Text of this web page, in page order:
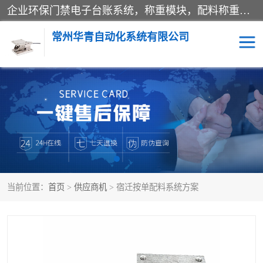
企业环保门禁电子台账系统，称重模块，配料称重系统,称重模块厂家,地磅称重系统,检重秤厂家 常州华青自动化主营：称重模块、无人值守称重系统、配料称重系统、地磅称重系统、检重秤、托利多称重模块等产品。各种称重软件，移动源环保门禁电子台账系统软件。 常州华青自动化系统有限公司7*24的电话支持服务、项目现场开发服务、新功能定制研发服务，产品培训、远程维护，现场安装调试工程等。
常州华青自动化系统有限公司
当前位置： 首页 > 供应商机 > 宿迁按单配料系统方案
称重模块 称重仪表
手工配料系统 屠宰管理软件
自动化配料系统 称重贴标机
屠宰轨道秤 检重秤